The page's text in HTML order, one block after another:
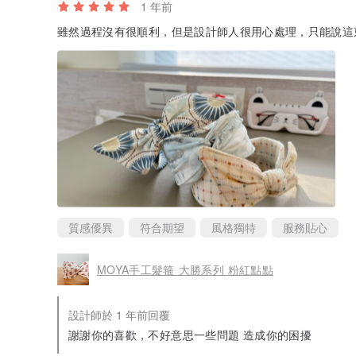
1 年前
雖然過程沒有很順利，但是設計師人很用心處理，只能說
質感優異 符合期望 風格獨特 服務貼心
MOYA手工髮箍 大勝系列 粉紅點點
設計師於 1 年前回覆
謝謝你的喜歡，不好意思一些問題 造成你的困擾